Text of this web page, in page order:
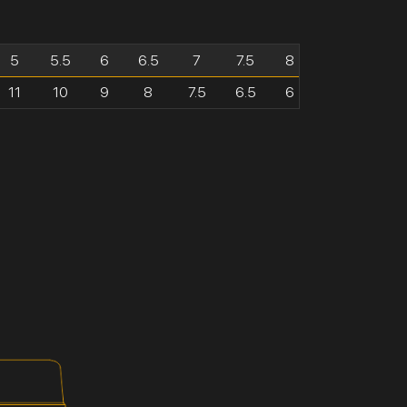
5
11
5.5
10
6
9
6.5
8
7
7.5
7.5
6.5
8
6